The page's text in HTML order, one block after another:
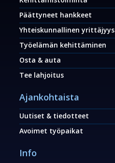
Päättyneet hankkeet
Yhteiskunnallinen yrittäjyys
Työelämän kehittäminen
Osta & auta
Tee lahjoitus
Ajankohtaista
Uutiset & tiedotteet
Avoimet työpaikat
Info